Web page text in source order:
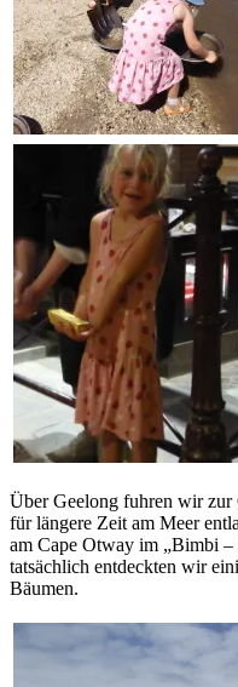
Über Geelong fuhren wir zur
für längere Zeit am Meer
am Cape Otway im „Bimbi
tatsächlich entdeckten wir
Bäumen.